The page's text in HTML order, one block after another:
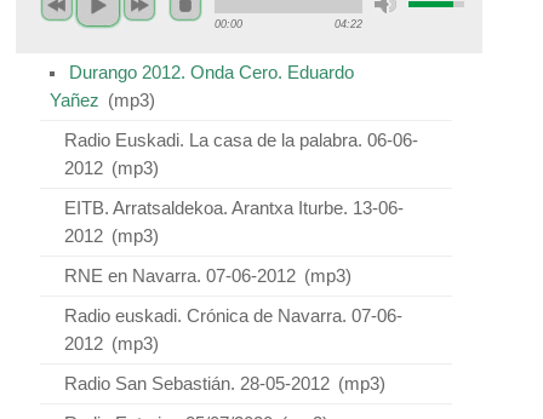
00:00 04:22
Durango 2012. Onda Cero. Eduardo
Yañez (mp3)
Radio Euskadi. La casa de la palabra. 06-06-
2012 (mp3)
EITB. Arratsaldekoa. Arantxa Iturbe. 13-06-
2012 (mp3)
RNE en Navarra. 07-06-2012 (mp3)
Radio euskadi. Crónica de Navarra. 07-06-
2012 (mp3)
Radio San Sebastián. 28-05-2012 (mp3)